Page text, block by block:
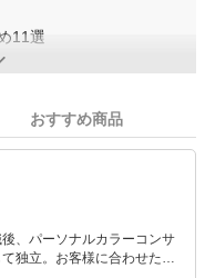
11選
おすすめ商品
、パーソナルカラーコンサ
独立。お客様に合わせたバ